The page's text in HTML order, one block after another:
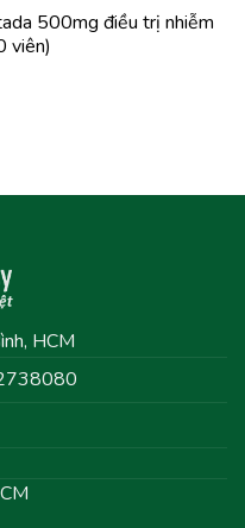
500mg điều trị nhiễm
viên)
HCM